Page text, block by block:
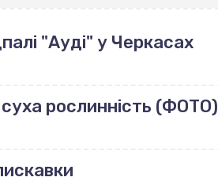
"Ауді" у Черкасах
рослинність (ФОТО)